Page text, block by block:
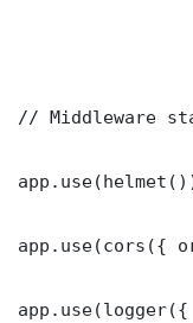
// Middleware
app.use(cors({